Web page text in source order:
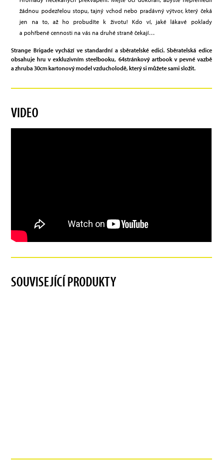
žádnou podezřelou stopu, tajný vchod nebo pradávný výtvor, který čeká
jen na to, až ho probudíte k životu! Kdo ví, jaké lákavé poklady
a pohřbené cennosti na vás na druhé straně čekají…
Strange Brigade vychází ve standardní a sběratelské edici. Sběratelská edice
obsahuje hru v exkluzivním steelbooku, 64stránkový artbook v pevné vazbě
a zhruba 30cm kartonový model vzducholodě, který si můžete sami složit.
VIDEO
SOUVISEJÍCÍ PRODUKTY